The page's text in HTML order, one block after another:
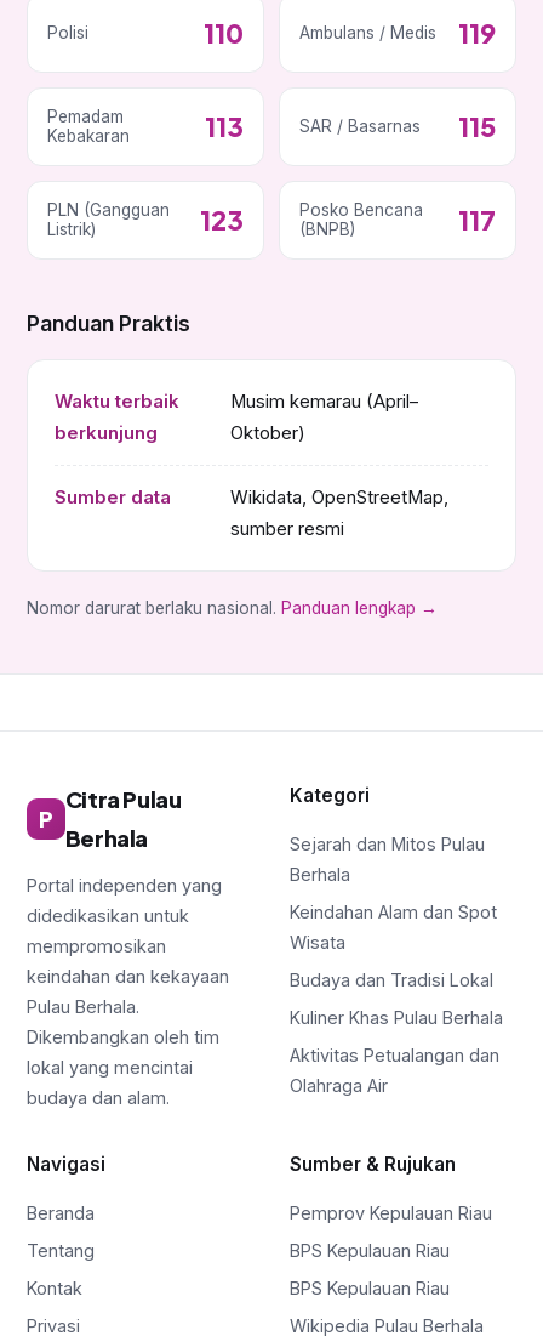
Polisi 110 Ambulans / Medis 119
Pemadam
Kebakaran
113 SAR / Basarnas 115
PLN (Gangguan
Listrik)
123
Posko Bencana
(BNPB)
117
Panduan Praktis
Waktu terbaik
berkunjung
Musim kemarau (April–
Oktober)
Sumber data
Wikidata, OpenStreetMap,
sumber resmi
Nomor darurat berlaku nasional. Panduan lengkap →
P
Citra Pulau
Berhala
Portal independen yang
didedikasikan untuk
mempromosikan
keindahan dan kekayaan
Pulau Berhala.
Dikembangkan oleh tim
lokal yang mencintai
budaya dan alam.
Kategori
Sejarah dan Mitos Pulau
Berhala
Keindahan Alam dan Spot
Wisata
Budaya dan Tradisi Lokal
Kuliner Khas Pulau Berhala
Aktivitas Petualangan dan
Olahraga Air
Navigasi
Beranda
Tentang
Kontak
Privasi
Sumber & Rujukan
Pemprov Kepulauan Riau
BPS Kepulauan Riau
BPS Kepulauan Riau
Wikipedia Pulau Berhala